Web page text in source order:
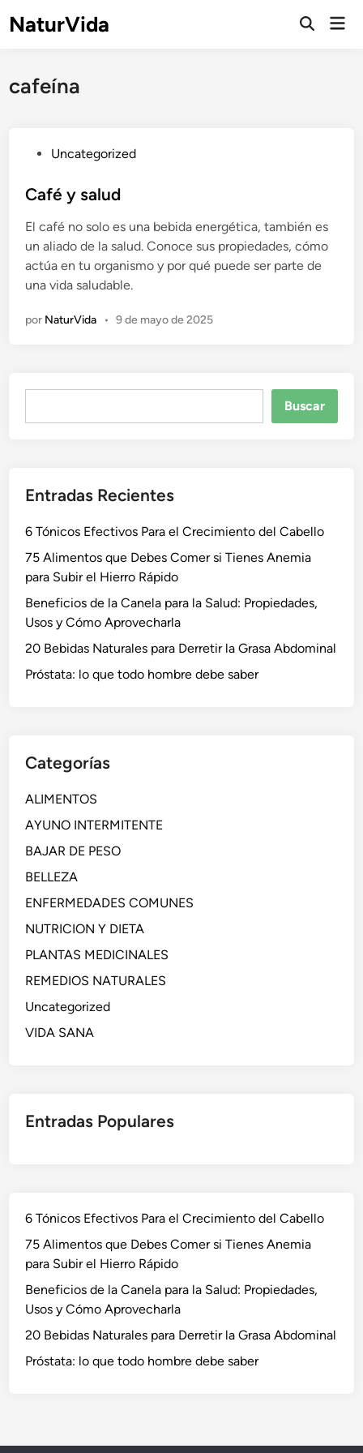
NaturVida
Abrir
cafeína
b
i
c
a
d
e
Uncategorized
Café y salud
El café no solo es una bebida energética, también es
un aliado de la salud. Conoce sus propiedades, cómo
actúa en tu organismo y por qué puede ser parte de
una vida saludable.
por NaturVida • 9 de mayo de 2025
Buscar
Entradas Recientes
6 Tónicos Efectivos Para el Crecimiento del Cabello
75 Alimentos que Debes Comer si Tienes Anemia
para Subir el Hierro Rápido
Beneficios de la Canela para la Salud: Propiedades,
Usos y Cómo Aprovecharla
20 Bebidas Naturales para Derretir la Grasa Abdominal
Próstata: lo que todo hombre debe saber
Categorías
ALIMENTOS
AYUNO INTERMITENTE
BAJAR DE PESO
BELLEZA
ENFERMEDADES COMUNES
NUTRICION Y DIETA
PLANTAS MEDICINALES
REMEDIOS NATURALES
Uncategorized
VIDA SANA
Entradas Populares
6 Tónicos Efectivos Para el Crecimiento del Cabello
75 Alimentos que Debes Comer si Tienes Anemia
para Subir el Hierro Rápido
Beneficios de la Canela para la Salud: Propiedades,
Usos y Cómo Aprovecharla
20 Bebidas Naturales para Derretir la Grasa Abdominal
Próstata: lo que todo hombre debe saber